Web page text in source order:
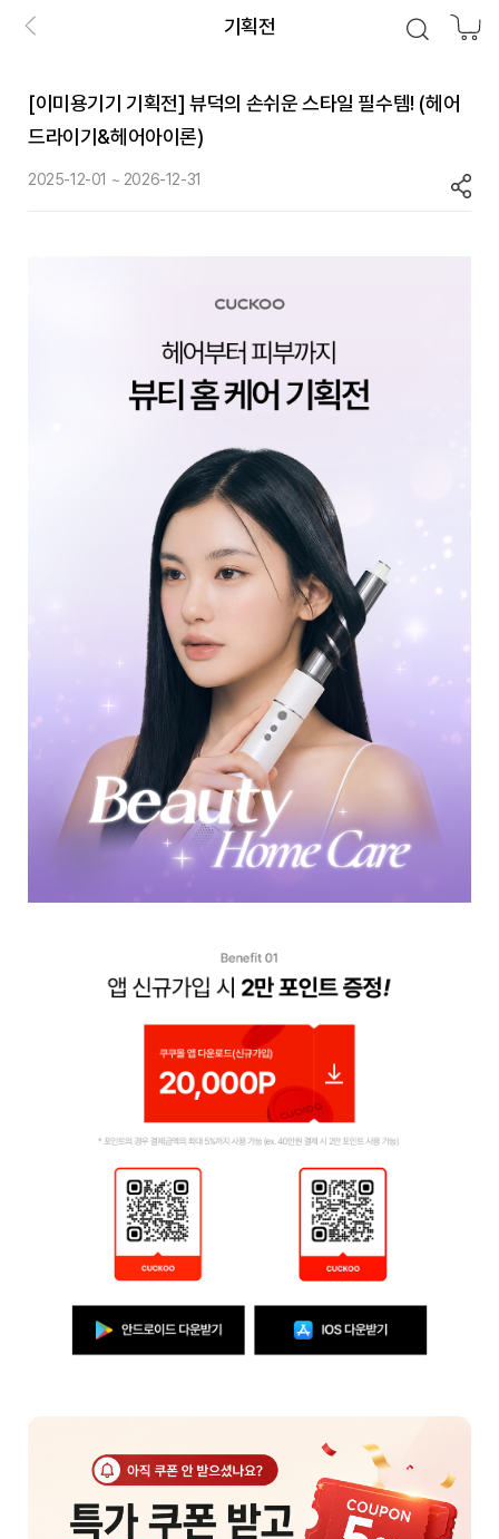
기획전
[이미용기기 기획전] 뷰덕의 손쉬운 스타일 필수템! (헤어
드라이기&헤어아이론)
2025-12-01 ~ 2026-12-31